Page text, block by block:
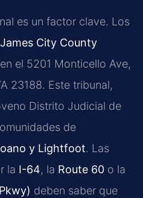
es un factor clave. Los
James City County
el 5201 Monticello Ave,
23188. Este tribunal,
Distrito Judicial de
de
y Lightfoot. Las
la I-64, la Route 60 o la
deben saber que